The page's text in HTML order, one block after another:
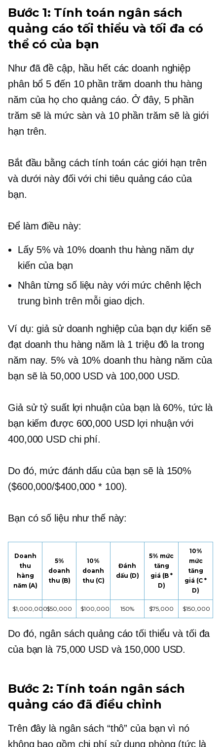
Bước 1: Tính toán ngân sách
quảng cáo tối thiểu và tối đa có
thể có của bạn
Như đã đề cập, hầu hết các doanh nghiệp
phân bổ 5 đến 10 phần trăm doanh thu hàng
năm của họ cho quảng cáo. Ở đây, 5 phần
trăm sẽ là mức sàn và 10 phần trăm sẽ là giới
hạn trên.
Bắt đầu bằng cách tính toán các giới hạn trên
và dưới này đối với chi tiêu quảng cáo của
bạn.
Để làm điều này:
Lấy 5% và 10% doanh thu hàng năm dự
kiến ​​của bạn
Nhân từng số liệu này với mức chênh lệch
trung bình trên mỗi giao dịch.
Ví dụ: giả sử doanh nghiệp của bạn dự kiến ​​​​sẽ
đạt doanh thu hàng năm là 1 triệu đô la trong
năm nay. 5% và 10% doanh thu hàng năm của
bạn sẽ là 50,000 USD và 100,000 USD.
Giả sử tỷ suất lợi nhuận của bạn là 60%, tức là
bạn kiếm được 600,000 USD lợi nhuận với
400,000 USD chi phí.
Do đó, mức đánh dấu của bạn sẽ là 150%
($600,000/$400,000 * 100).
Bạn có số liệu như thế này:
Doanh
thu
hàng
năm (A)
5%
doanh
thu (B)
10%
doanh
thu (C)
Đánh
dấu (D)
5% mức
tăng
giá (B *
D)
10%
mức
tăng
giá (C *
D)
$1,000,000$50,000 $100,000 150% $75,000 $150,000
Do đó, ngân sách quảng cáo tối thiểu và tối đa
của bạn là 75,000 USD và 150,000 USD.
Bước 2: Tính toán ngân sách
quảng cáo đã điều chỉnh
Trên đây là ngân sách “thô” của bạn vì nó
không bao gồm chi phí sử dụng phòng (tức là